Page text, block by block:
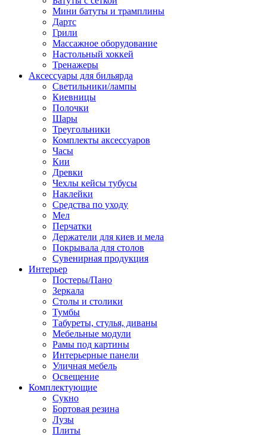
Мини батуты и трамплины
Дартс
Грили
Массажное оборудование
Настольный хоккей
Тренажеры
Аксессуары для бильярда
Светильники/лампы
Киевницы
Полочки
Шары
Треугольники
Комплекты аксессуаров
Часы
Кии
Древки
Чехлы кейсы тубусы
Наклейки
Средства по уходу
Мел
Перчатки
Держатели для киев и мела
Покрывала для столов
Сувенирная продукция
Интерьер
Постеры/Пано
Зеркала
Столы и столики
Тумбы
Табуреты, стулья, диваны
Мебельные модули
Рамы под картины
Интерьерные панели
Уличная мебель
Освещение
Комплектующие
Сукно
Бортовая резина
Лузы
Плиты